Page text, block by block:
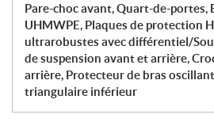
Pare-choc avant, Quart-de-portes,
UHMWPE, Plaques de protection
ultrarobustes avec différentiel/
de suspension avant et arrière,
arrière, Protecteur de bras
triangulaire inférieur